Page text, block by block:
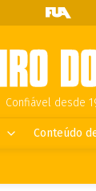
Confiável desde
Conteúdo